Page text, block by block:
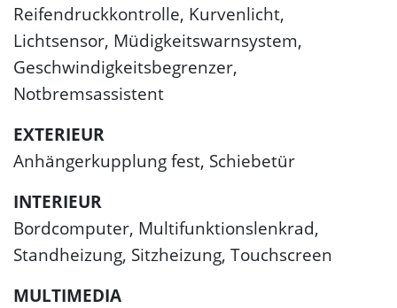
Reifendruckkontrolle, Kurvenlicht,
Lichtsensor, Müdigkeitswarnsystem,
Geschwindigkeitsbegrenzer,
Notbremsassistent
EXTERIEUR
Anhängerkupplung fest, Schiebetür
INTERIEUR
Bordcomputer, Multifunktionslenkrad,
Standheizung, Sitzheizung, Touchscreen
MULTIMEDIA